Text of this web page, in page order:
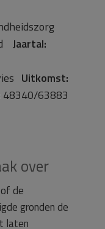
Jaartal:
Uitkomst:
48340/63883
over
de
gronden de
laten